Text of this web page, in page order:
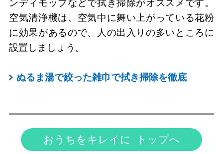
ンディモップなどで拭き掃除がオススメです。
空気清浄機は、空気中に舞い上がっている花粉
に効果があるので、人の出入りの多いところに
設置しましょう。
ぬるま湯で絞った雑巾で拭き掃除を徹底
おうちをキレイに トップへ